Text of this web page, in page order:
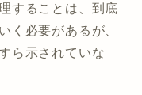
することは、到底
く必要があるが、
ら示されていな